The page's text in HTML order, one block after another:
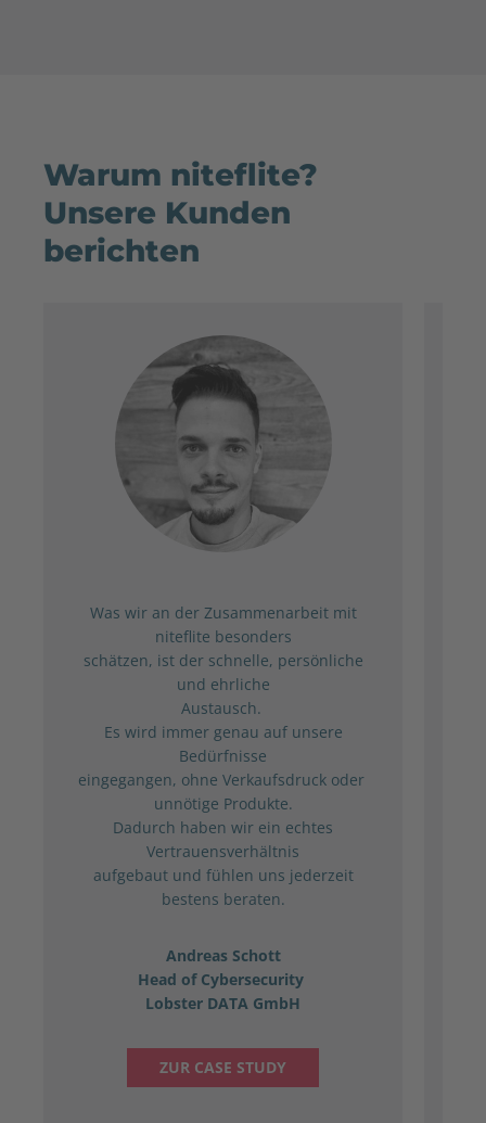
Warum niteflite?
Unsere Kunden
berichten
Was wir an der Zusammenarbeit mit
niteflite besonders
schätzen, ist der schnelle, persönliche
und ehrliche
Austausch.
Es wird immer genau auf unsere
Bedürfnisse
eingegangen, ohne Verkaufsdruck oder
unnötige Produkte.
Dadurch haben wir ein echtes
Vertrauensverhältnis
aufgebaut und fühlen uns jederzeit
bestens beraten.
Andreas Schott
Head of Cybersecurity
Lobster DATA GmbH
ZUR CASE STUDY